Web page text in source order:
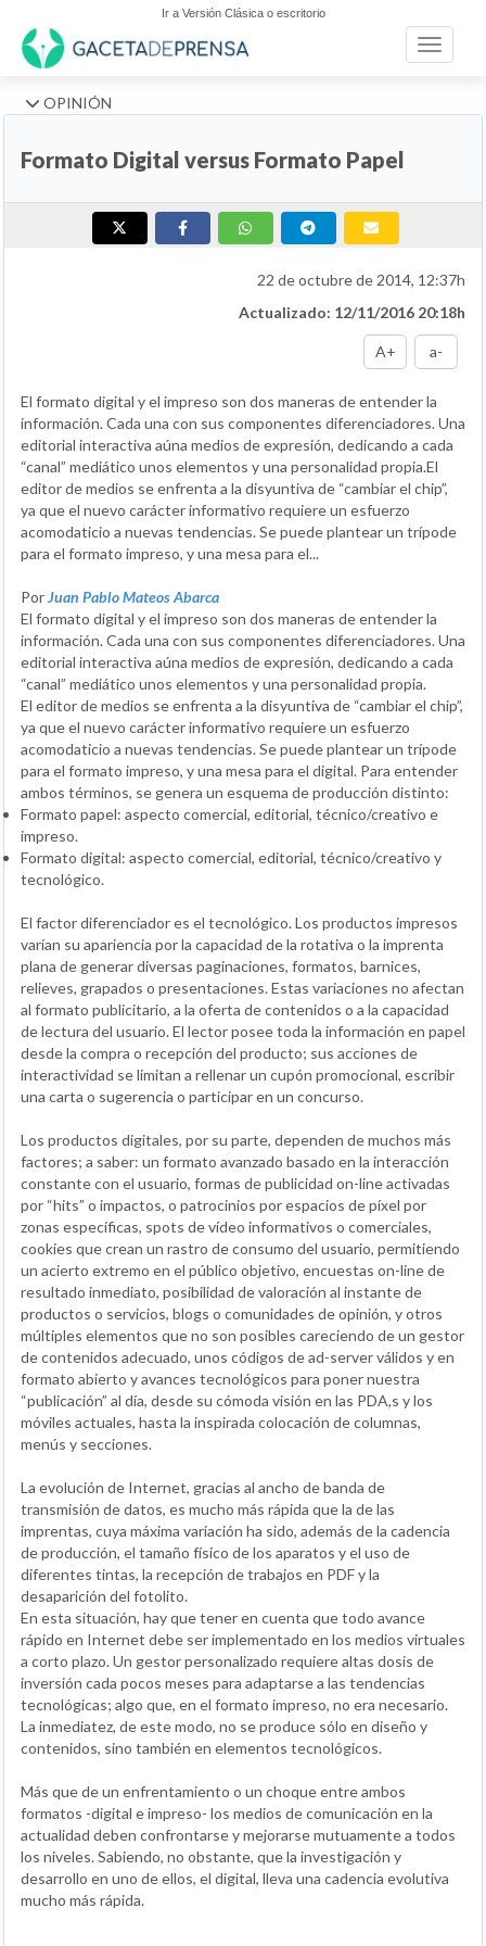
Ir a Versión Clásica o escritorio
Toggle
OPINIÓN
Formato Digital versus Formato Papel
22 de octubre de 2014, 12:37h
Actualizado: 12/11/2016 20:18h
A+ a-
El formato digital y el impreso son dos maneras de entender la
información. Cada una con sus componentes diferenciadores. Una
editorial interactiva aúna medios de expresión, dedicando a cada
“canal” mediático unos elementos y una personalidad propia.El
editor de medios se enfrenta a la disyuntiva de “cambiar el chip”,
ya que el nuevo carácter informativo requiere un esfuerzo
acomodaticio a nuevas tendencias. Se puede plantear un trípode
para el formato impreso, y una mesa para el...
PorJuan Pablo Mateos Abarca
El formato digital y el impreso son dos maneras de entender la
información. Cada una con sus componentes diferenciadores. Una
editorial interactiva aúna medios de expresión, dedicando a cada
“canal” mediático unos elementos y una personalidad propia.
El editor de medios se enfrenta a la disyuntiva de “cambiar el chip”,
ya que el nuevo carácter informativo requiere un esfuerzo
acomodaticio a nuevas tendencias. Se puede plantear un trípode
para el formato impreso, y una mesa para el digital. Para entender
ambos términos, se genera un esquema de producción distinto:
Formato papel: aspecto comercial, editorial, técnico/creativo e
impreso.
Formato digital: aspecto comercial, editorial, técnico/creativo y
tecnológico.
El factor diferenciador es el tecnológico. Los productos impresos
varían su apariencia por la capacidad de la rotativa o la imprenta
plana de generar diversas paginaciones, formatos, barnices,
relieves, grapados o presentaciones. Estas variaciones no afectan
al formato publicitario, a la oferta de contenidos o a la capacidad
de lectura del usuario. El lector posee toda la información en papel
desde la compra o recepción del producto; sus acciones de
interactividad se limitan a rellenar un cupón promocional, escribir
una carta o sugerencia o participar en un concurso.
Los productos digitales, por su parte, dependen de muchos más
factores; a saber: un formato avanzado basado en la interacción
constante con el usuario, formas de publicidad on-line activadas
por “hits” o impactos, o patrocinios por espacios de píxel por
zonas específicas, spots de vídeo informativos o comerciales,
cookies que crean un rastro de consumo del usuario, permitiendo
un acierto extremo en el público objetivo, encuestas on-line de
resultado inmediato, posibilidad de valoración al instante de
productos o servicios, blogs o comunidades de opinión, y otros
múltiples elementos que no son posibles careciendo de un gestor
de contenidos adecuado, unos códigos de ad-server válidos y en
formato abierto y avances tecnológicos para poner nuestra
“publicación” al día, desde su cómoda visión en las PDA,s y los
móviles actuales, hasta la inspirada colocación de columnas,
menús y secciones.
La evolución de Internet, gracias al ancho de banda de
transmisión de datos, es mucho más rápida que la de las
imprentas, cuya máxima variación ha sido, además de la cadencia
de producción, el tamaño físico de los aparatos y el uso de
diferentes tintas, la recepción de trabajos en PDF y la
desaparición del fotolito.
En esta situación, hay que tener en cuenta que todo avance
rápido en Internet debe ser implementado en los medios virtuales
a corto plazo. Un gestor personalizado requiere altas dosis de
inversión cada pocos meses para adaptarse a las tendencias
tecnológicas; algo que, en el formato impreso, no era necesario.
La inmediatez, de este modo, no se produce sólo en diseño y
contenidos, sino también en elementos tecnológicos.
Más que de un enfrentamiento o un choque entre ambos
formatos -digital e impreso- los medios de comunicación en la
actualidad deben confrontarse y mejorarse mutuamente a todos
los niveles. Sabiendo, no obstante, que la investigación y
desarrollo en uno de ellos, el digital, lleva una cadencia evolutiva
mucho más rápida.